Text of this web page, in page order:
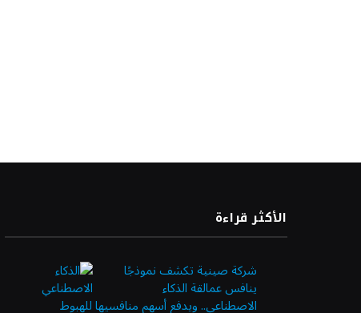
الأكثر قراءة
شركة صينية تكشف نموذجًا
ينافس عمالقة الذكاء
الاصطناعي.. ويدفع أسهم منافسيها للهبوط